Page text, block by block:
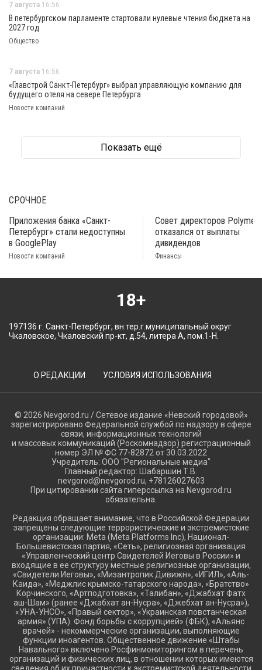
7 августа 16:56
В петербургском парламенте стартовали нулевые чтения бюджета на
2027 год
Общество
7 августа 16:56
«Главстрой Санкт-Петербург» выбрал управляющую компанию для
будущего отеля на севере Петербурга
Новости компаний
Показать ещё
СРОЧНОЕ
Приложения банка «Санкт-
Петербург» стали недоступны
в GooglePlay
Новости компаний
Совет директоров
отказался от выплаты
дивидендов
Финансы
18+
197136 г. Санкт-Петербург, вн.тер.г.муниципальный округ
Чкаловское, Чкаловский пр-кт, д.54, литера А, пом.1-Н.
О РЕДАКЦИИ УСЛОВИЯ ИСПОЛЬЗОВАНИЯ
© 2026 Nevgorod.ru / Сетевое издание «Невский городовой»
зарегистрировано Федеральной службой по надзору в сфере
связи, информационных технологий
и массовых коммуникаций (Роскомнадзор) регистрационный
номер ЭЛ № ФС 77-82872 от 30.03.2022
Учредитель: ООО "Региональные медиа"
Главный редактор: Шабаршин Т.В.
nevgorod@nevgorod.ru, +78126027603
При цитировании сайта гиперссылка на Nevgorod.ru
обязательна.
Редакция обращает внимание, что в Российской Федерации
запрещены следующие террористические и экстремистские
организации: Meta (Meta Platforms Inc), Национал-
Большевистская партия, «Сеть», религиозная организация
«Управленческий центр Свидетелей Иеговы в России» и
входящие в ее структуру местные религиозные организации,
«Свидетели Иеговы», «Мизантропик Дивижн», «ИГИЛ», «Аль-
Каида», «Меджлис крымско-татарского народа», «Братство»
Корчинского, «Артподготовка», «Талибан», «Джабхат Фатх
аш-Шам» (ранее «Джабхат ан-Нусра», «Джебхат ан-Нусра»),
«УНА-УНСО», «Правый сектор», «Украинская повстанческая
армия» (УПА). Фонд борьбы с коррупцией» (ФБК), «Альянс
врачей» - некоммерческие организации, выполняющие
функции иноагентов. Общественное движение «Штабы
Навального» включено Росфинмониторингом в перечень
организаций и физических лиц, в отношении которых имеются
сведения об их причастности к экстремистской деятельности